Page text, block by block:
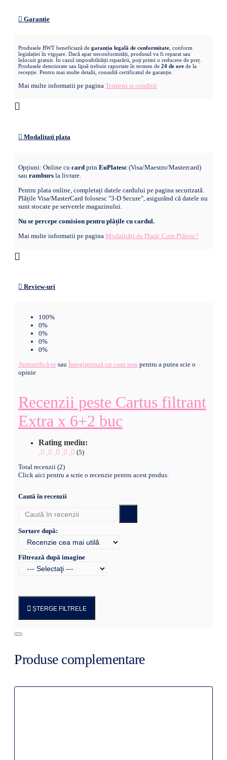
Garantie
Produsele BWT beneficiază de garanția legală de conformitate , conform
legislației în vigoare. Dacă apar neconformități, produsul va fi reparat sau
înlocuit gratuit. În cazul imposibilității reparării, poți primi o reducere de preț.
Produsele deteriorate sau lipsă trebuie raportate în termen de 24 de ore de la
recepție. Pentru mai multe detalii, consultă certificatul de garanție.
Mai multe informatii pe pagina Termeni si conditii
Modalitati plata
Opțiuni: Online cu card prin EuPlatesc (Visa/Maestro/Mastercard)
sau ramburs la livrare.
Pentru plata online, completați datele cardului pe pagina securizată.
Plățile Visa/MasterCard folosesc "3-D Secure", asigurând că datele nu
sunt stocate pe serverele magazinului.
Nu se percepe comision pentru plățile cu cardul.
Mai multe informatii pe pagina Modalități de Plată/ Cum Plătesc?
Review-uri
100%
0%
0%
0%
0%
Autentifică-te sau Înregistrează un cont nou pentru a putea scie o
opinie
Recenzii peste Cartus filtrant
Extra x 6+2 buc
Rating mediu:
(5)
Total recenzii (2)
Click aici pentru a scrie o recenzie pentru acest produs.
Caută în recenzii
Sortare după:
Filtrează după imagine
ȘTERGE FILTRELE
Produse complementare